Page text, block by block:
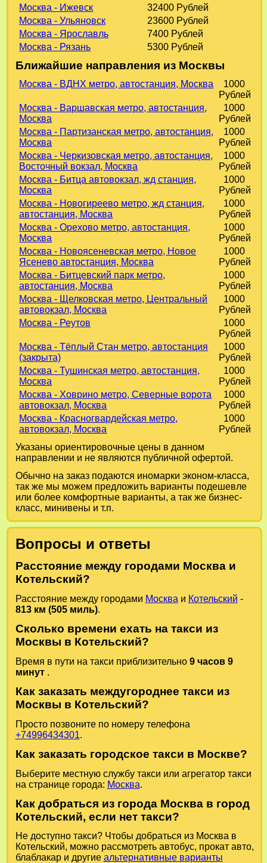
Москва - Ижевск
32400 Рублей
Москва - Ульяновск
23600 Рублей
Москва - Ярославль
7400 Рублей
Москва - Рязань
5300 Рублей
Ближайшие направления из Москвы
Москва - ВДНХ метро, автостанция, Москва
1000
Рублей
Москва - Варшавская метро, автостанция,
Москва
1000
Рублей
Москва - Партизанская метро, автостанция,
Москва
1000
Рублей
Москва - Черкизовская метро, автостанция,
Восточный вокзал, Москва
1000
Рублей
Москва - Битца автовокзал, жд станция,
Москва
1000
Рублей
Москва - Новогиреево метро, жд станция,
автостанция, Москва
1000
Рублей
Москва - Орехово метро, автостанция,
Москва
1000
Рублей
Москва - Новоясеневская метро, Новое
Ясенево автостанция, Москва
1000
Рублей
Москва - Битцевский парк метро,
автостанция, Москва
1000
Рублей
Москва - Щелковская метро, Центральный
автовокзал, Москва
1000
Рублей
Москва - Реутов
1000
Рублей
Москва - Тёплый Стан метро, автостанция
(закрыта)
1000
Рублей
Москва - Тушинская метро, автостанция,
Москва
1000
Рублей
Москва - Ховрино метро, Северные ворота
автовокзал, Москва
1000
Рублей
Москва - Красногвардейская метро,
автовокзал, Москва
1000
Рублей
Указаны ориентировочные цены в данном
направлении и не являются публичной офертой.
Обычно на заказ подаются иномарки эконом-класса,
так же мы можем предложить варианты подешевле
или более комфортные варианты, а так же бизнес-
класс, минивены и т.п.
Вопросы и ответы
Расстояние между городами Москва и
Котельский?
Расстояние между городами Москва и Котельский -
813 км (505 миль).
Сколько времени ехать на такси из
Москвы в Котельский?
Время в пути на такси приблизительно 9 часов 9
минут .
Как заказать междугороднее такси из
Москвы в Котельский?
Просто позвоните по номеру телефона
+74996434301.
Как заказать городское такси в Москве?
Выберите местную службу такси или агрегатор такси
на странице города: Москва.
Как добраться из города Москва в город
Котельский, если нет такси?
Не доступно такси? Чтобы добраться из Москва в
Котельский, можно рассмотреть автобус, прокат авто,
блаблакар и другие альтернативные варианты